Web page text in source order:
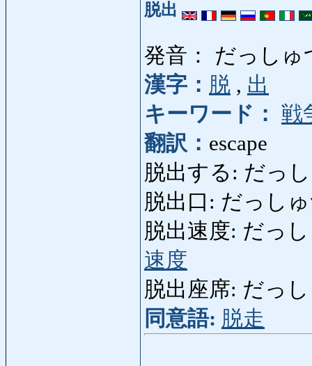
脱出
発音： だっしゅ
漢字： 脱 , 出
キーワード： 戦
翻訳： escape
脱出する: だっ
脱出口: だっし
脱出速度: だっし
速度
脱出座席: だっ
同意語: 脱走